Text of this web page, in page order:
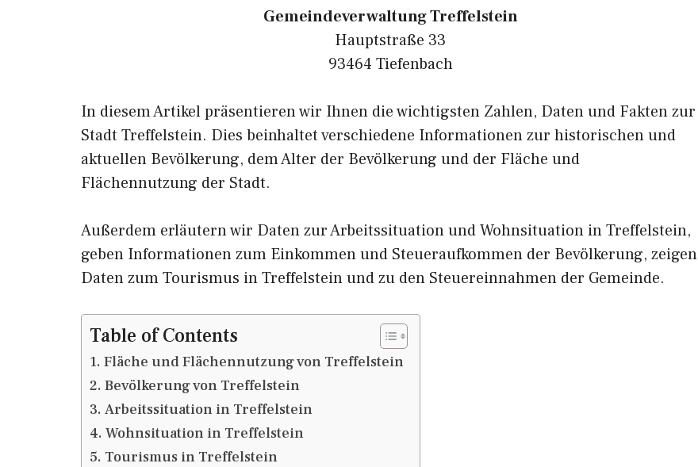
Gemeindeverwaltung Treffelstein
Hauptstraße 33
93464 Tiefenbach
In diesem Artikel präsentieren wir Ihnen die wichtigsten Zahlen, Daten und Fakten zur
Stadt Treffelstein. Dies beinhaltet verschiedene Informationen zur historischen und
aktuellen Bevölkerung, dem Alter der Bevölkerung und der Fläche und
Flächennutzung der Stadt.
Außerdem erläutern wir Daten zur Arbeitssituation und Wohnsituation in Treffelstein,
geben Informationen zum Einkommen und Steueraufkommen der Bevölkerung, zeigen
Daten zum Tourismus in Treffelstein und zu den Steuereinnahmen der Gemeinde.
Table of Contents
Fläche und Flächennutzung von Treffelstein
Bevölkerung von Treffelstein
Arbeitssituation in Treffelstein
Wohnsituation in Treffelstein
Tourismus in Treffelstein